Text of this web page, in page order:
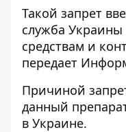
Такой запрет
служба
средствам и
передает
Причиной
данный
в Украине.